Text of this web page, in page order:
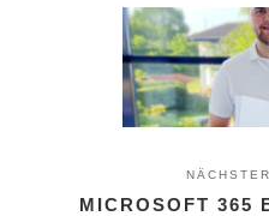
MICROSOFT 365